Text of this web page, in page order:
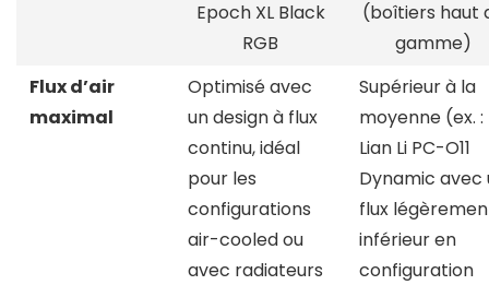
Epoch XL Black
RGB
(boîtiers haut
gamme)
Flux d’air
maximal
Optimisé avec
un design à flux
continu, idéal
pour les
configurations
air-cooled ou
avec radiateurs
Supérieur à la
moyenne (ex. :
Lian Li PC-O11
Dynamic avec
flux
inférieur en
configuration